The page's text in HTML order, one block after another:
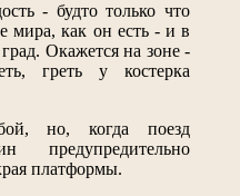
- будто только что
мира, как он есть - и в
Окажется на зоне -
греть у костерка
но, когда поезд
предупредительно
платформы.